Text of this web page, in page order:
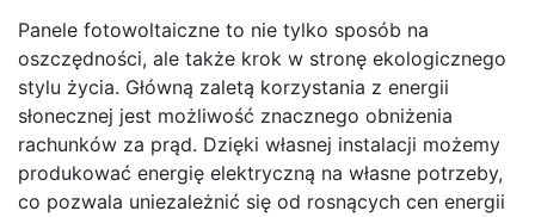
Panele fotowoltaiczne to nie tylko sposób na
oszczędności, ale także krok w stronę ekologicznego
stylu życia. Główną zaletą korzystania z energii
słonecznej jest możliwość znacznego obniżenia
rachunków za prąd. Dzięki własnej instalacji możemy
produkować energię elektryczną na własne potrzeby,
co pozwala uniezależnić się od rosnących cen energii